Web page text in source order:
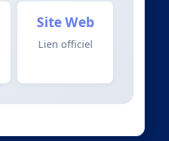
Site Web
Lien officiel